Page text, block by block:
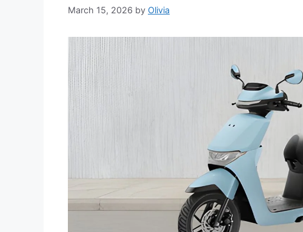
March 15, 2026 by Olivia